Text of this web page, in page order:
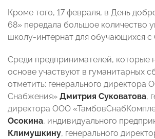
Кроме того, 17 февраля, в День
68» передала большое количество
школу-интернат для обучающихся с
Среди предпринимателей, которые
основе участвуют в гуманитарных
отметить: генерального директора
Снабжения» Дмитрия Суковатова,
директора ООО
Осокина, индивидуального
Климушкину, генерального